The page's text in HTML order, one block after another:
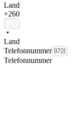
Land
+260
Land
Telefonnummer
Telefonnummer